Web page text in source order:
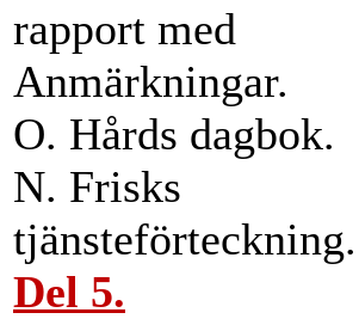
rapport med
Anmärkningar.
O. Hårds dagbok.
N. Frisks
tjänsteförteckning.
Del 5.